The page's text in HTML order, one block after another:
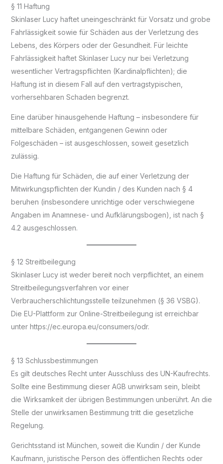
§ 11 Haftung
Skinlaser Lucy haftet uneingeschränkt für Vorsatz und grobe
Fahrlässigkeit sowie für Schäden aus der Verletzung des
Lebens, des Körpers oder der Gesundheit. Für leichte
Fahrlässigkeit haftet Skinlaser Lucy nur bei Verletzung
wesentlicher Vertragspflichten (Kardinalpflichten); die
Haftung ist in diesem Fall auf den vertragstypischen,
vorhersehbaren Schaden begrenzt.
Eine darüber hinausgehende Haftung – insbesondere für
mittelbare Schäden, entgangenen Gewinn oder
Folgeschäden – ist ausgeschlossen, soweit gesetzlich
zulässig.
Die Haftung für Schäden, die auf einer Verletzung der
Mitwirkungspflichten der Kundin / des Kunden nach § 4
beruhen (insbesondere unrichtige oder verschwiegene
Angaben im Anamnese- und Aufklärungsbogen), ist nach §
4.2 ausgeschlossen.
§ 12 Streitbeilegung
Skinlaser Lucy ist weder bereit noch verpflichtet, an einem
Streitbeilegungsverfahren vor einer
Verbraucherschlichtungsstelle teilzunehmen (§ 36 VSBG).
Die EU-Plattform zur Online-Streitbeilegung ist erreichbar
unter https://ec.europa.eu/consumers/odr.
§ 13 Schlussbestimmungen
Es gilt deutsches Recht unter Ausschluss des UN-Kaufrechts.
Sollte eine Bestimmung dieser AGB unwirksam sein, bleibt
die Wirksamkeit der übrigen Bestimmungen unberührt. An die
Stelle der unwirksamen Bestimmung tritt die gesetzliche
Regelung.
Gerichtsstand ist München, soweit die Kundin / der Kunde
Kaufmann, juristische Person des öffentlichen Rechts oder